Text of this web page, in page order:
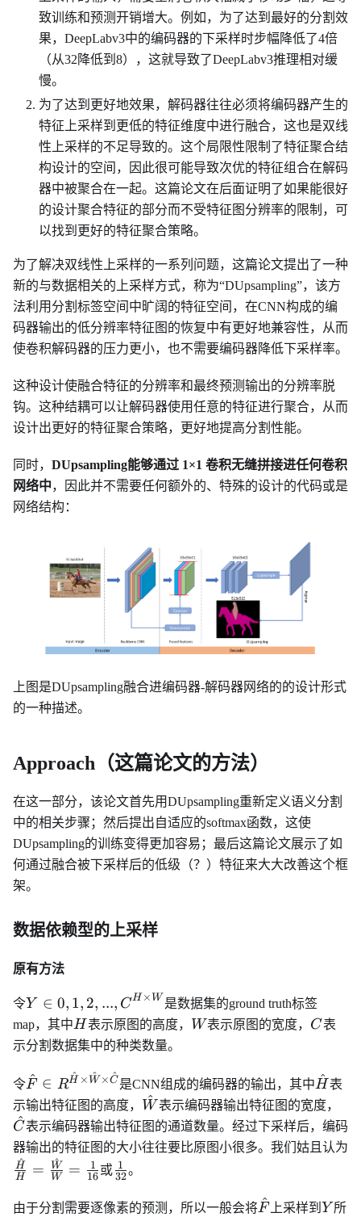
致训练和预测开销增大。例如，为了达到最好的分割效
果，DeepLabv3中的编码器的下采样时步幅降低了4倍
（从32降低到8），这就导致了DeepLabv3推理相对缓
慢。
为了达到更好地效果，解码器往往必须将编码器产生的
特征上采样到更低的特征维度中进行融合，这也是双线
性上采样的不足导致的。这个局限性限制了特征聚合结
构设计的空间，因此很可能导致次优的特征组合在解码
器中被聚合在一起。这篇论文在后面证明了如果能很好
的设计聚合特征的部分而不受特征图分辨率的限制，可
以找到更好的特征聚合策略。
为了解决双线性上采样的一系列问题，这篇论文提出了一种
新的与数据相关的上采样方式，称为“DUpsampling”，该方
法利用分割标签空间中旷阔的特征空间，在CNN构成的编
码器输出的低分辨率特征图的恢复中有更好地兼容性，从而
使卷积解码器的压力更小，也不需要编码器降低下采样率。
这种设计使融合特征的分辨率和最终预测输出的分辨率脱
钩。这种结耦可以让解码器使用任意的特征进行聚合，从而
设计出更好的特征聚合策略，更好地提高分割性能。
同时， DUpsampling能够通过 1×1 卷积无缝拼接进任何卷积
网络中，因此并不需要任何额外的、特殊的设计的代码或是
网络结构：
上图是DUpsampling融合进编码器-解码器网络的的设计形式
的一种描述。
Approach（这篇论文的方法）
在这一部分，该论文首先用DUpsampling重新定义语义分割
中的相关步骤；然后提出自适应的softmax函数，这使
DUpsampling的训练变得更加容易；最后这篇论文展示了如
何通过融合被下采样后的低级（？）特征来大大改善这个框
架。
数据依赖型的上采样
原有方法
令Y\in
{0,1,2,...,C}^{H
\times W}
Y ∈ 0, 1, 2, ..., CH ×W 是数据集的ground truth标签
map，其中H
H表示原图的高度， W
W表示原图的宽度， C
C表
示分割数据集中的种类数量。
令\hat{F} \in
R^{\hat{H}\times
\hat{W}\times
\hat{C}}
F
^ ∈ RH
^ × W
^ ×C
^
是CNN组成的编码器的输出，其中H
^表
示输出特征图的高度， \hat{W}
W
^ 表示编码器输出特征图的宽度，
C
^表示编码器输出特征图的通道数量。经过下采样后，编码
器输出的特征图的大小往往要比原图小很多。我们姑且认为
H
H
^ = W
W
^ = 16
1 或\frac{1}
{32}
32
1 。
由于分割需要逐像素的预测，所以一般会将\hat{F}
F
^ 上采样到 Y
Y 所